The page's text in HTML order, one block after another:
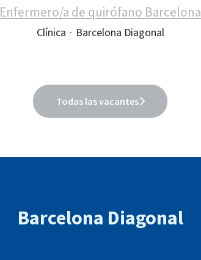
Enfermero/a de quirófano Barcelona
Clínica · Barcelona Diagonal
Todas las vacantes
Barcelona Diagonal